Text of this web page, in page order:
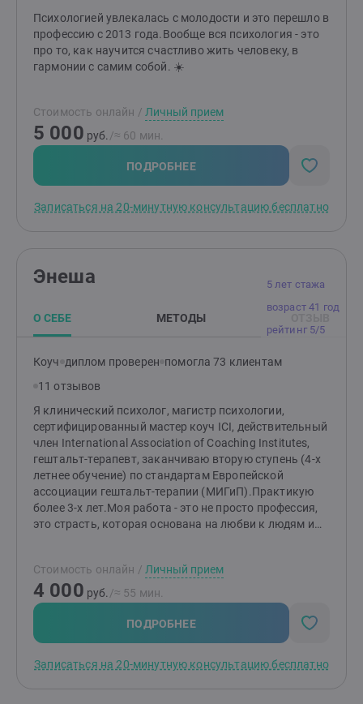
отношений. Мои программы прошло уже более 1.000
человек, создав после них здоровые и счастливые
союзы, разобравшись в себе и в том, что им
действительно нужно. Мои статьи по психологии
экспертом на ТВ. Я тот, кто сможет вам помочь. До
встречи на консультации.
Психологией увлекалась с молодости и это перешло в
профессию с 2013 года.Вообще вся психология - это
про то, как научится счастливо жить человеку, в
гармонии с самим собой. ☀️
Стоимость онлайн / Личный прием
5 000 руб. /≈ 60 мин.
ПОДРОБНЕЕ
Записаться на 20-минутную консультацию бесплатно
5 лет стажа
возраст 41 год
рейтинг 5/5
Энеша
О СЕБЕ МЕТОДЫ
Коуч диплом проверен помогла 73 клиентам
11 отзывов
Я клинический психолог, магистр психологии,
сертифицированный мастер коуч ICI, действительный
член International Association of Coaching Institutes,
гештальт-терапевт, заканчиваю вторую ступень (4-х
летнее обучение) по стандартам Европейской
ассоциации гештальт-терапии (МИГиП).Практикую
более 3-х лет.Моя работа - это не просто профессия,
это страсть, которая основана на любви к людям и
и 250 часов групповой терапии (стандартное
требование к членам ЕАГТ) подкрепляют мою
готовность и способность вас поддержать.Я
замужем, вместе с мужем мы 9 лет, у нас двое детей.
Есть опыт работы в американской компании Mars Inc
бизнеса в Туркменистане. Сейчас живу в США, штат
Стоимость онлайн / Личный прием
4 000 руб. /≈ 55 мин.
ПОДРОБНЕЕ
Записаться на 20-минутную консультацию бесплатно